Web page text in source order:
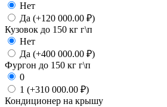
Нет
Да (+120 000.00 ₽)
Кузовок до 150 кг г\п
Нет
Да (+400 000.00 ₽)
Фургон до 150 кг г\п
0
1 (+310 000.00 ₽)
Кондиционер на крышу